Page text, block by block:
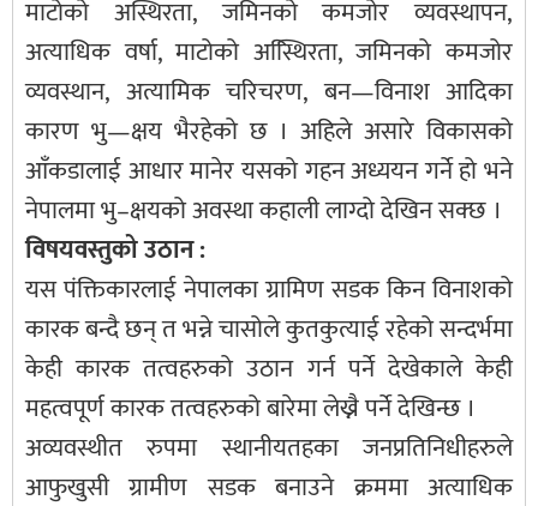
माटोको अस्थिरता, जमिनको कमजोर व्यवस्थापन,
अत्याधिक वर्षा, माटोको अस्थििरता, जमिनको कमजोर
व्यवस्थान, अत्यामिक चरिचरण, बन—विनाश आदिका
कारण भु—क्षय भैरहेको छ । अहिले असारे विकासको
आँकडालाई आधार मानेर यसको गहन अध्ययन गर्ने हो भने
नेपालमा भु–क्षयको अवस्था कहाली लाग्दो देखिन सक्छ ।
विषयवस्तुको उठान :
यस पंक्तिकारलाई नेपालका ग्रामिण सडक किन विनाशको
कारक बन्दै छन् त भन्ने चासोले कुतकुत्याई रहेको सन्दर्भमा
केही कारक तत्वहरुको उठान गर्न पर्ने देखेकाले केही
महत्वपूर्ण कारक तत्वहरुको बारेमा लेख्नै पर्ने देखिन्छ ।
अव्यवस्थीत रुपमा स्थानीयतहका जनप्रतिनिधीहरुले
आफुखुसी ग्रामीण सडक बनाउने क्रममा अत्याधिक